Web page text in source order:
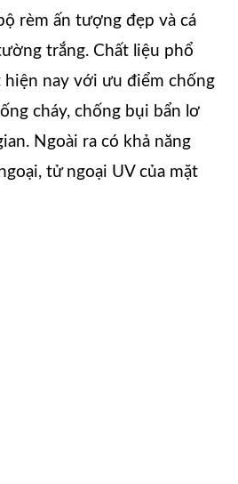
rèm ấn tượng đẹp và cá
trắng. Chất liệu phổ
hiện nay với ưu điểm chống
cháy, chống bụi bẩn lơ
Ngoài ra có khả năng
tử ngoại UV của mặt